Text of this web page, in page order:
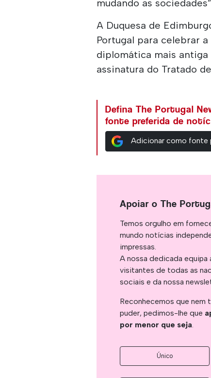
mudando as
A Duquesa de
Portugal para celebrar
diplomática mais antiga
assinatura do Tratado
Defina The Portugal
fonte preferida de
Adicionar como fonte
Apoiar o The
Temos orgulho em
mundo notícias
impressas.
A nossa dedicada
visitantes de todas as
sociais e da nossa
Reconhecemos que nem
puder, pedimos-lhe que
por menor que seja.
Único